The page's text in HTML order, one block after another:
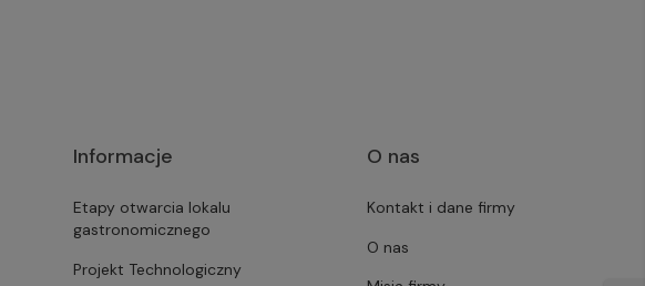
Informacje
Etapy otwarcia lokalu
gastronomicznego
Projekt Technologiczny
O nas
Kontakt i dane firmy
O nas